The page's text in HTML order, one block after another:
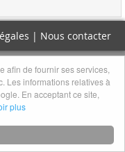
| Nous contacter
afin de fournir ses services,
Les informations relatives à
En acceptant ce site,
plus